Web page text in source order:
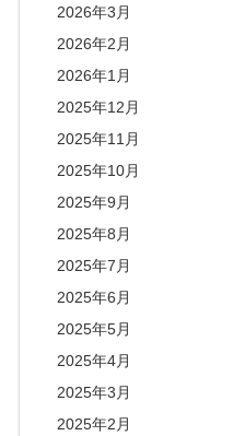
2026年3月
2026年2月
2026年1月
2025年12月
2025年11月
2025年10月
2025年9月
2025年8月
2025年7月
2025年6月
2025年5月
2025年4月
2025年3月
2025年2月